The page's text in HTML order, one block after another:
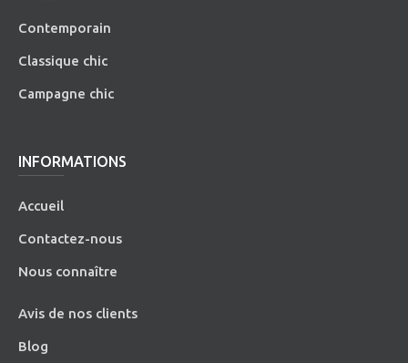
Contemporain
Classique chic
Campagne chic
INFORMATIONS
Accueil
Contactez-nous
Nous connaître
Avis de nos clients
Blog